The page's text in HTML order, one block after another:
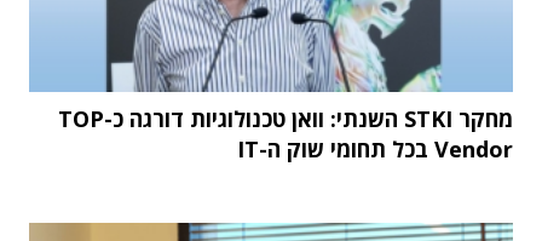
מחקר STKI השנתי: וואן טכנולוגיות דורגה כ-TOP
Vendor בכל תחומי שוק ה-IT